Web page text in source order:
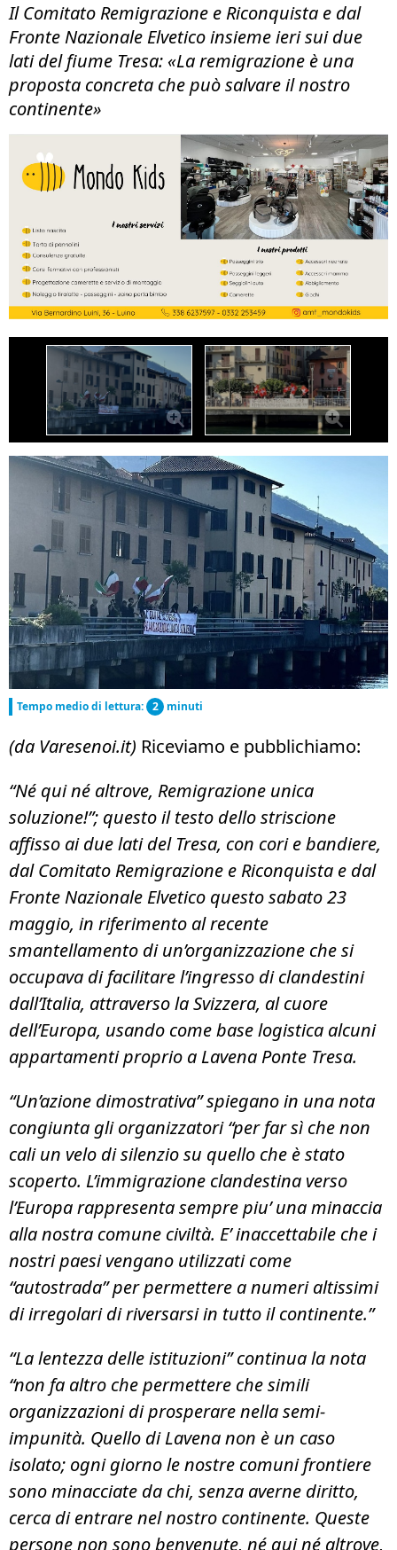
Il Comitato Remigrazione e Riconquista e dal
Fronte Nazionale Elvetico insieme ieri sui due
lati del fiume Tresa: «La remigrazione è una
proposta concreta che può salvare il nostro
continente»
Tempo medio di lettura: 2 minuti
(da Varesenoi.it) Riceviamo e pubblichiamo:
“Né qui né altrove, Remigrazione unica
soluzione!”; questo il testo dello striscione
affisso ai due lati del Tresa, con cori e bandiere,
dal Comitato Remigrazione e Riconquista e dal
Fronte Nazionale Elvetico questo sabato 23
maggio, in riferimento al recente
smantellamento di un’organizzazione che si
occupava di facilitare l’ingresso di clandestini
dall’Italia, attraverso la Svizzera, al cuore
dell’Europa, usando come base logistica alcuni
appartamenti proprio a Lavena Ponte Tresa.
“Un’azione dimostrativa” spiegano in una nota
congiunta gli organizzatori “per far sì che non
cali un velo di silenzio su quello che è stato
scoperto. L’immigrazione clandestina verso
l’Europa rappresenta sempre piu’ una minaccia
alla nostra comune civiltà. E’ inaccettabile che i
nostri paesi vengano utilizzati come
“autostrada” per permettere a numeri altissimi
di irregolari di riversarsi in tutto il continente.”
“La lentezza delle istituzioni” continua la nota
“non fa altro che permettere che simili
organizzazioni di prosperare nella semi-
impunità. Quello di Lavena non è un caso
isolato; ogni giorno le nostre comuni frontiere
sono minacciate da chi, senza averne diritto,
cerca di entrare nel nostro continente. Queste
persone non sono benvenute, né qui né altrove,